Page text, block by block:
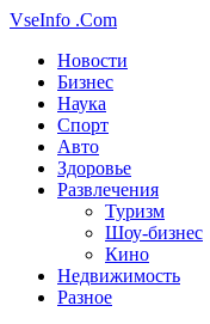
VseInfo .Com
Новости
Бизнес
Наука
Спорт
Авто
Здоровье
Развлечения
Туризм
Шоу-бизнес
Кино
Недвижимость
Разное